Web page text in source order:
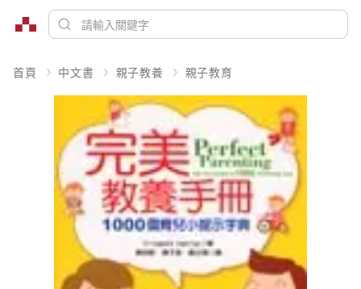
首頁 中文書 親子教養 親子教育